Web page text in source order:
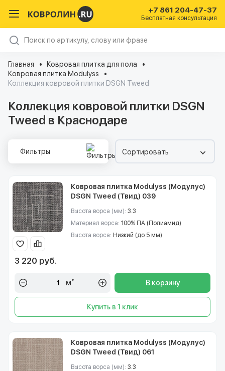
+7 861 204-47-37
Бесплатная консультация
Главная
Ковровая плитка для пола
Ковровая плитка Modulyss
Коллекция ковровой плитки DSGN Tweed
Коллекция ковровой плитки DSGN
Tweed в Краснодаре
Фильтры Сортировать
Ковровая плитка Modulyss (Модулус)
DSGN Tweed (Твид) 039
Высота ворса (мм): 3.3
Материал ворса: 100% ПА (Полиамид)
Высота ворса: Низкий (до 5 мм)
3 220 руб.
м² В корзину
Купить в 1 клик
Ковровая плитка Modulyss (Модулус)
DSGN Tweed (Твид) 061
Высота ворса (мм): 3.3